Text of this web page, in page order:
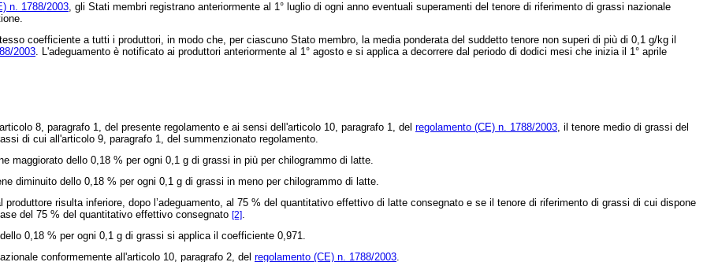
n. 1788/2003, gli Stati membri registrano anteriormente al 1° luglio di ogni anno eventuali superamenti del tenore di riferimento di grassi nazionale
coefficiente a tutti i produttori, in modo che, per ciascuno Stato membro, la media ponderata del suddetto tenore non superi di più di 0,1 g/kg il
2003. L'adeguamento è notificato ai produttori anteriormente al 1° agosto e si applica a decorrere dal periodo di dodici mesi che inizia il 1° aprile
8, paragrafo 1, del presente regolamento e ai sensi dell'articolo 10, paragrafo 1, del regolamento (CE) n. 1788/2003, il tenore medio di grassi del
di cui all'articolo 9, paragrafo 1, del summenzionato regolamento.
dello 0,18 % per ogni 0,1 g di grassi in più per chilogrammo di latte.
dello 0,18 % per ogni 0,1 g di grassi in meno per chilogrammo di latte.
risulta inferiore, dopo l’adeguamento, al 75 % del quantitativo effettivo di latte consegnato e se il tenore di riferimento di grassi di cui dispone
del 75 % del quantitativo effettivo consegnato [2].
0,18 % per ogni 0,1 g di grassi si applica il coefficiente 0,971.
conformemente all'articolo 10, paragrafo 2, del regolamento (CE) n. 1788/2003.